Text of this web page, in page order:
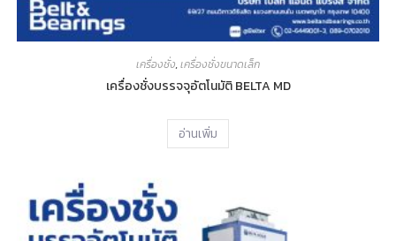
เครื่องชั่ง,เครื่องชั่งขนาดเล็ก
เครื่องชั่งบรรจจุอัตโนมัติ BELTA MD
อ่านเพิ่ม